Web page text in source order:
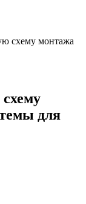
схему монтажа
для